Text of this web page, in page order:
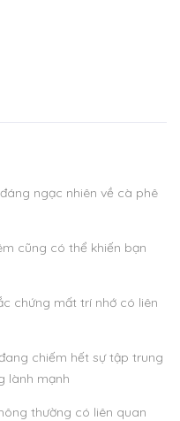
ngạc nhiên về cà phê
cũng có thể khiến bạn
chứng mất trí nhớ có liên
chiếm hết sự tập trung
lành mạnh
thường có liên quan